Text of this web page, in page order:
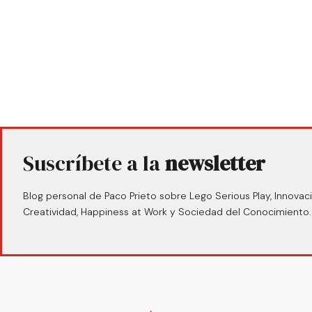
Suscríbete a lanewsletter
Blog personal de Paco Prieto sobre Lego Serious Play,
Creatividad, Happiness at Work y Sociedad del Conocimiento.